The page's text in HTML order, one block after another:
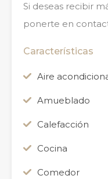
Si deseas recibir
ponerte en
Características
Aire
Amueblado
Calefacción
Cocina
Comedor